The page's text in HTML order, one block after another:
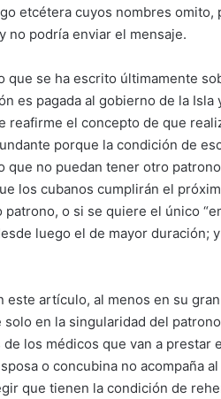
etcétera cuyos nombres
no podría enviar el mensaje.
que se ha escrito últimamente
es pagada al gobierno de la
reafirme el concepto de que
porque la condición de
que no puedan tener otro
los cubanos cumplirán el
o si se quiere el único
luego el de mayor duración;
artículo, al menos en su
en la singularidad del
los médicos que van a prestar
o concubina no acompaña
que tienen la condición de